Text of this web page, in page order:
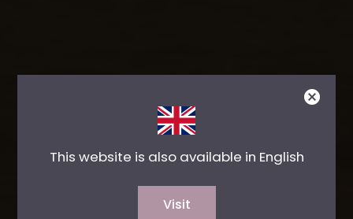
This website is also available in English
Visit